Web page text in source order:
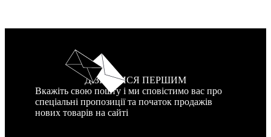
ДІЗНАТИСЯ ПЕРШИМ
Вкажіть свою пошту і ми сповістимо вас про
спеціальні пропозиції та початок продажів
нових товарів на сайті